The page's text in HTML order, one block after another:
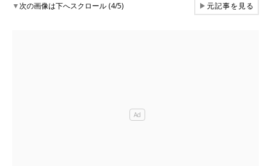
▼次の画像は下へスクロール (4/5) ▶元記事を見る